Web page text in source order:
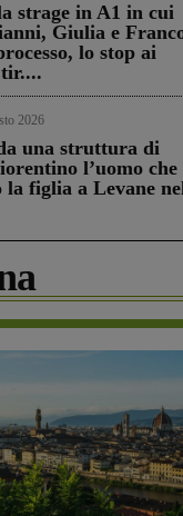
strage in A1 in cui
Giulia e
lo stop ai
2026
una struttura di
l’uomo che
la figlia a Levane